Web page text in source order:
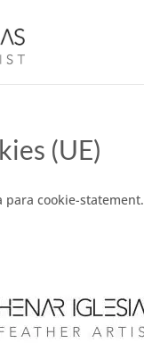
(UE)
para cookie-statement.